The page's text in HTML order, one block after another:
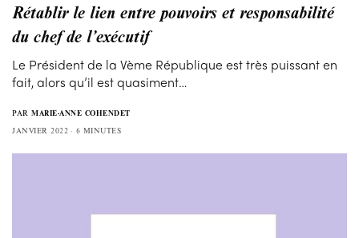
Rétablir le lien entre pouvoirs et responsabilité
du chef de l’exécutif
Le Président de la Vème République est très puissant en
fait, alors qu’il est quasiment…
PAR MARIE-ANNE COHENDET
JANVIER 2022
6 MINUTES